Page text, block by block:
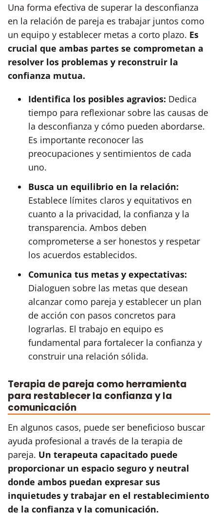
Una forma efectiva de superar la desconfianza
en la relación de pareja es trabajar juntos como
un equipo y establecer metas a corto plazo. Es
crucial que ambas partes se comprometan a
resolver los problemas y reconstruir la
confianza mutua.
Identifica los posibles agravios: Dedica
tiempo para reflexionar sobre las causas de
la desconfianza y cómo pueden abordarse.
Es importante reconocer las
preocupaciones y sentimientos de cada
uno.
Busca un equilibrio en la relación:
Establece límites claros y equitativos en
cuanto a la privacidad, la confianza y la
transparencia. Ambos deben
comprometerse a ser honestos y respetar
los acuerdos establecidos.
Comunica tus metas y expectativas:
Dialoguen sobre las metas que desean
alcanzar como pareja y establecer un plan
de acción con pasos concretos para
lograrlas. El trabajo en equipo es
fundamental para fortalecer la confianza y
construir una relación sólida.
Terapia de pareja como herramienta
para restablecer la confianza y la
comunicación
En algunos casos, puede ser beneficioso buscar
ayuda profesional a través de la terapia de
pareja. Un terapeuta capacitado puede
proporcionar un espacio seguro y neutral
donde ambos puedan expresar sus
inquietudes y trabajar en el restablecimiento
de la confianza y la comunicación.